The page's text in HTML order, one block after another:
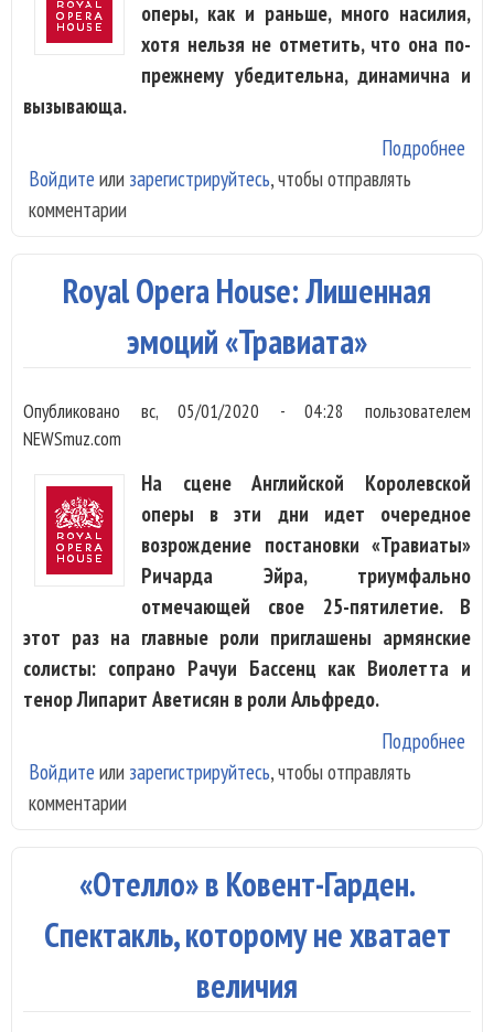
оперы, как и раньше, много насилия,
хотя нельзя не отметить, что она по-
прежнему убедительна, динамична и
вызывающа.
Подробнее
Войдите или зарегистрируйтесь, чтобы отправлять
комментарии
Royal Opera House: Лишенная
эмоций «Травиата»
Опубликовано вс, 05/01/2020 - 04:28
пользователем
NEWSmuz.com
На сцене Английской Королевской
оперы в эти дни идет очередное
возрождение постановки «Травиаты»
Ричарда Эйра, триумфально
отмечающей свое 25-пятилетие. В
этот раз на главные роли приглашены армянские
солисты: сопрано Рачуи Бассенц как Виолетта и
тенор Липарит Аветисян в роли Альфредо.
Подробнее
Войдите или зарегистрируйтесь, чтобы отправлять
комментарии
«Отелло» в Ковент-Гарден.
Спектакль, которому не хватает
величия